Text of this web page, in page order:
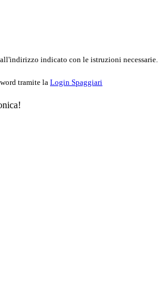
indicato con le istruzioni necessarie.
tramite la Login Spaggiari